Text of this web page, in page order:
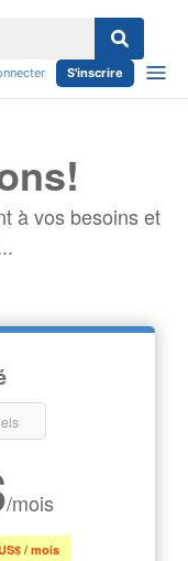
S'inscrire
à vos besoins et
/mois
/ mois